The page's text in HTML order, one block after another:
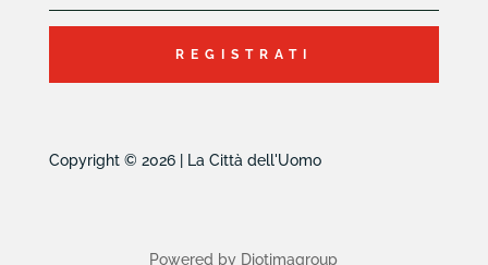
REGISTRATI
Copyright © 2026 | La Città dell'Uomo
Powered by Diotimagroup